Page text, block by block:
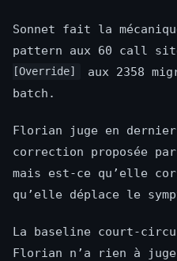
Sonnet fait la
pattern aux 60 call
[Override]
aux 2358
batch.
Florian juge en
correction proposée
mais est-ce qu’elle
qu’elle déplace le
La baseline court-
Florian n’a rien à